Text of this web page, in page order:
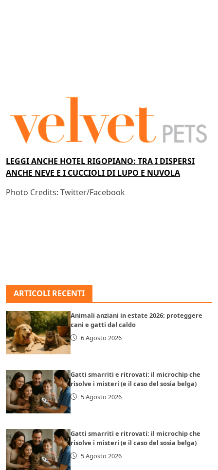
LEGGI ANCHE HOTEL RIGOPIANO: TRA I DISPERSI
ANCHE NEVE E I CUCCIOLI DI LUPO E NUVOLA
Photo Credits: Twitter/Facebook
ARTICOLI RECENTI
Animali anziani in estate 2026: proteggere
cani e gatti dal caldo
6 Agosto 2026
Gatti smarriti e ritrovati: il microchip che
risolve i misteri (e il caso del sosia belga)
5 Agosto 2026
Gatti smarriti e ritrovati: il microchip che
risolve i misteri (e il caso del sosia belga)
5 Agosto 2026